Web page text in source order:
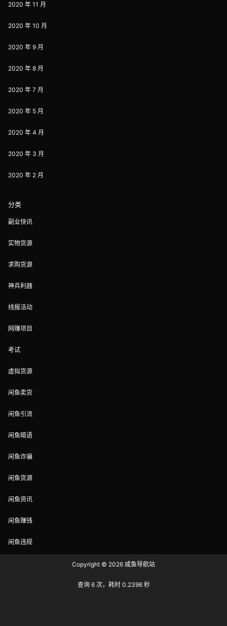
2020 年 11 月
2020 年 10 月
2020 年 9 月
2020 年 8 月
2020 年 7 月
2020 年 5 月
2020 年 4 月
2020 年 3 月
2020 年 2 月
分类
副业快讯
实物货源
求购货源
神兵利器
线报活动
网赚项目
考试
虚拟货源
闲鱼卖货
闲鱼引流
闲鱼暗语
闲鱼诈骗
闲鱼货源
闲鱼资讯
闲鱼赚钱
闲鱼违规
Copyright © 2026 咸鱼导航站
查询 6 次，耗时 0.2396 秒